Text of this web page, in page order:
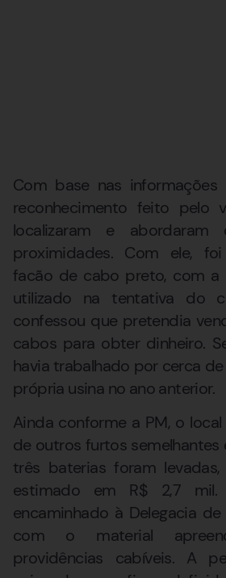
Com base nas informações
reconhecimento feito pelo
localizaram e
proximidades. Com ele,
facão de cabo preto, com a
utilizado na tentativa do
confessou que pretendia
cabos para obter dinheiro.
havia trabalhado por cerca
própria usina no ano anterior.
Ainda conforme a PM, o
de outros furtos
três baterias foram
estimado em R$ 2,7
encaminhado à Delegacia
com o material
providências cabíveis. A